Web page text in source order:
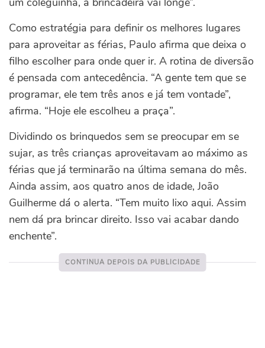
Como estratégia para definir os melhores lugares
para aproveitar as férias, Paulo afirma que deixa o
filho escolher para onde quer ir. A rotina de diversão
é pensada com antecedência. “A gente tem que se
programar, ele tem três anos e já tem vontade”,
afirma. “Hoje ele escolheu a praça”.
Dividindo os brinquedos sem se preocupar em se
sujar, as três crianças aproveitavam ao máximo as
férias que já terminarão na última semana do mês.
Ainda assim, aos quatro anos de idade, João
Guilherme dá o alerta. “Tem muito lixo aqui. Assim
nem dá pra brincar direito. Isso vai acabar dando
enchente”.